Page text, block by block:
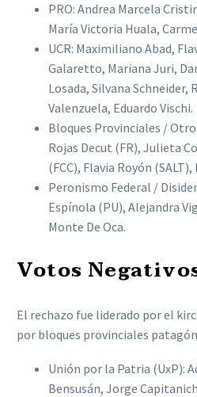
PRO: Andrea Marcela
María Victoria Huala,
UCR: Maximiliano Abad,
Galaretto, Mariana Juri,
Losada, Silvana Schneider,
Valenzuela, Eduardo Vischi.
Bloques Provinciales /
Rojas Decut (FR), Julieta
(FCC), Flavia Royón
Peronismo Federal /
Espínola (PU), Alejandra
Monte De Oca.
Votos
El rechazo fue liderado por el
por bloques provinciales
Unión por la Patria (UxP):
Bensusán, Jorge